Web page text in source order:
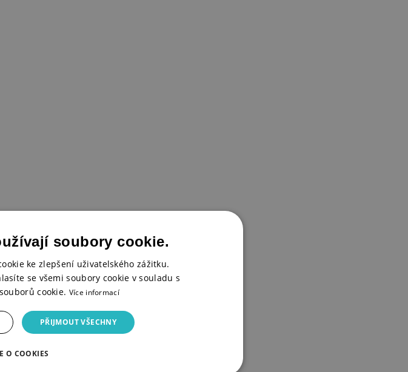
inkoustu zabarvíme pomocí razítkovacího polštářku.
soubory cookie.
ke zlepšení uživatelského zážitku.
se všemi soubory cookie v souladu s
cookie. Více informací
PŘIJMOUT VŠECHNY
O COOKIES